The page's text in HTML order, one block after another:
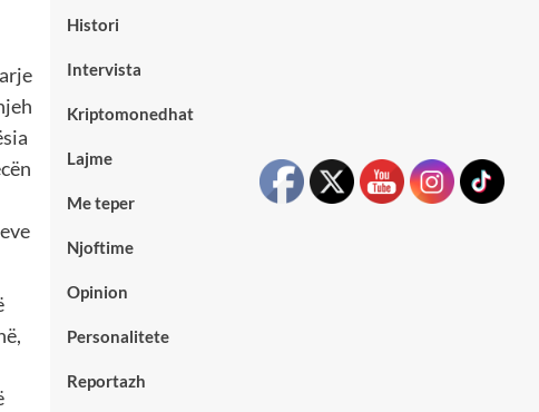
Histori
Intervista
Kriptomonedhat
Lajme
Me teper
Njoftime
Opinion
Personalitete
Reportazh